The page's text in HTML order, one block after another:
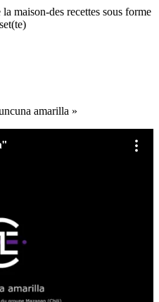
la maison-des recettes sous forme
amarilla »